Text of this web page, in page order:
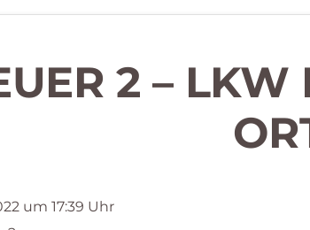
2 – LKW
um 17:39 Uhr